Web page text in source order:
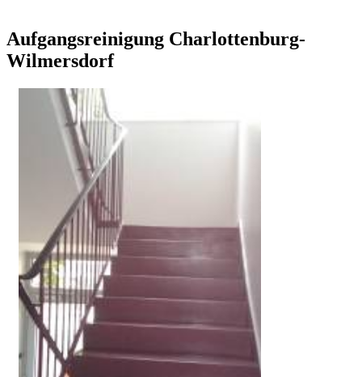
Aufgangsreinigung Charlottenburg-
Wilmersdorf